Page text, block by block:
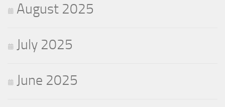
August 2025
July 2025
June 2025